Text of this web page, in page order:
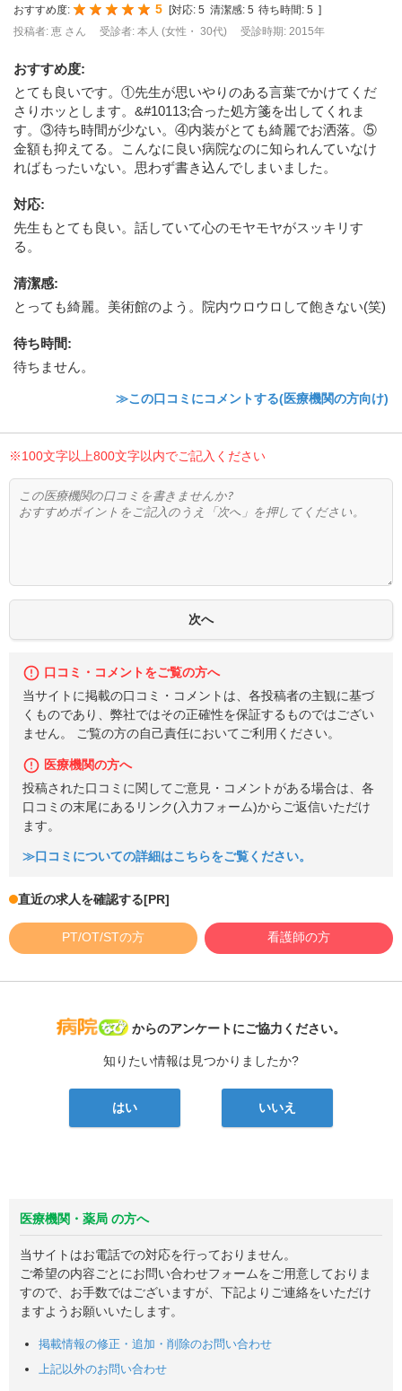
おすすめ度: 5 [対応: 5 清潔感: 5 待ち時間: 5 ]
投稿者: 恵 さん
受診者: 本人 (女性・ 30代) 受診時期: 2015年
おすすめ度:
とても良いです。①先生が思いやりのある言葉でかけてくだ
さりホッとします。&#10113;合った処方箋を出してくれま
す。③待ち時間が少ない。④内装がとても綺麗でお洒落。⑤
金額も抑えてる。こんなに良い病院なのに知られんていなけ
ればもったいない。思わず書き込んでしまいました。
対応:
先生もとても良い。話していて心のモヤモヤがスッキリす
る。
清潔感:
とっても綺麗。美術館のよう。院内ウロウロして飽きない(笑)
待ち時間:
待ちません。
≫この口コミにコメントする(医療機関の方向け)
※100文字以上800文字以内でご記入ください
口コミ・コメントをご覧の方へ
当サイトに掲載の口コミ・コメントは、各投稿者の主観に基づ
くものであり、弊社ではその正確性を保証するものではござい
ません。 ご覧の方の自己責任においてご利用ください。
医療機関の方へ
投稿された口コミに関してご意見・コメントがある場合は、各
口コミの末尾にあるリンク(入力フォーム)からご返信いただけ
ます。
≫口コミについての詳細はこちらをご覧ください。
直近の求人を確認する[PR]
PT/OT/STの方 看護師の方
病院なび
からのアンケートにご協力ください。
知りたい情報は見つかりましたか?
はい いいえ
医療機関・薬局 の方へ
当サイトはお電話での対応を行っておりません。
ご希望の内容ごとにお問い合わせフォームをご用意しておりま
すので、お手数ではございますが、下記よりご連絡をいただけ
ますようお願いいたします。
掲載情報の修正・追加・削除のお問い合わせ
上記以外のお問い合わせ